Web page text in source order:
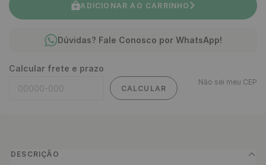
ADICIONAR AO CARRINHO
Dúvidas? Fale Conosco por WhatsApp!
Calcular frete e prazo
CALCULAR
Não sei meu CEP
DESCRIÇÃO